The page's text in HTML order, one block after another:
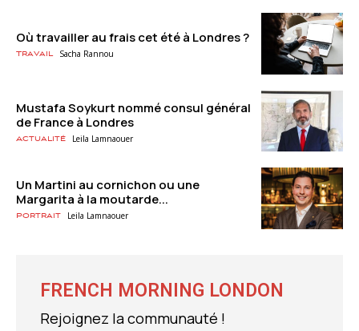
Où travailler au frais cet été à Londres ?
Travail Sacha Rannou
Mustafa Soykurt nommé consul général
de France à Londres
Actualité Leila Lamnaouer
Un Martini au cornichon ou une
Margarita à la moutarde...
Portrait Leila Lamnaouer
FRENCH MORNING LONDON
Rejoignez la communauté !